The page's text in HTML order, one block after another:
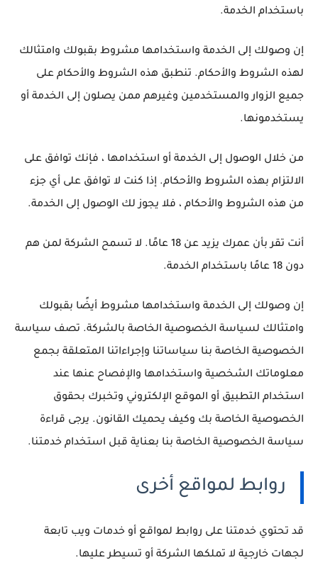
باستخدام الخدمة.
إن وصولك إلى الخدمة واستخدامها مشروط بقبولك وامتثالك
لهذه الشروط والأحكام. تنطبق هذه الشروط والأحكام على
جميع الزوار والمستخدمين وغيرهم ممن يصلون إلى الخدمة أو
يستخدمونها.
من خلال الوصول إلى الخدمة أو استخدامها ، فإنك توافق على
الالتزام بهذه الشروط والأحكام. إذا كنت لا توافق على أي جزء
من هذه الشروط والأحكام ، فلا يجوز لك الوصول إلى الخدمة.
أنت تقر بأن عمرك يزيد عن 18 عامًا. لا تسمح الشركة لمن هم
دون 18 عامًا باستخدام الخدمة.
إن وصولك إلى الخدمة واستخدامها مشروط أيضًا بقبولك
وامتثالك لسياسة الخصوصية الخاصة بالشركة. تصف سياسة
الخصوصية الخاصة بنا سياساتنا وإجراءاتنا المتعلقة بجمع
معلوماتك الشخصية واستخدامها والإفصاح عنها عند
استخدام التطبيق أو الموقع الإلكتروني وتخبرك بحقوق
الخصوصية الخاصة بك وكيف يحميك القانون. يرجى قراءة
سياسة الخصوصية الخاصة بنا بعناية قبل استخدام خدمتنا.
روابط لمواقع أخرى
قد تحتوي خدمتنا على روابط لمواقع أو خدمات ويب تابعة
لجهات خارجية لا تملكها الشركة أو تسيطر عليها.